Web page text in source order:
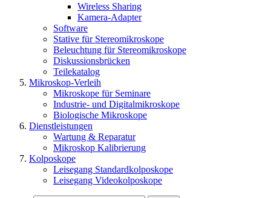
Wireless Sharing
Kamera-Adapter
Software
Stative für Stereomikroskope
Beleuchtung für Stereomikroskope
Diskussionsbrücken
Teilekatalog
Mikroskop-Verleih
Mikroskope für Seminare
Industrie- und Digitalmikroskope
Biologische Mikroskope
Dienstleistungen
Wartung & Reparatur
Mikroskop Kalibrierung
Kolposkope
Leisegang Standardkolposkope
Leisegang Videokolposkope